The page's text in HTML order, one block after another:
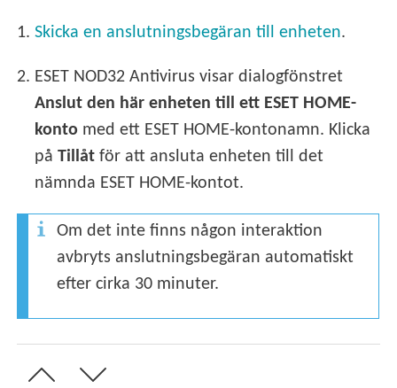
1. Skicka en anslutningsbegäran till enheten.
2. ESET NOD32 Antivirus visar dialogfönstret
Anslut den här enheten till ett ESET HOME-
konto med ett ESET HOME-kontonamn. Klicka
påTillåt för att ansluta enheten till det
nämnda ESET HOME-kontot.
Om det inte finns någon interaktion
avbryts anslutningsbegäran automatiskt
efter cirka 30 minuter.